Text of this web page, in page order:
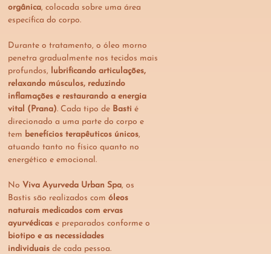
orgânica, colocada sobre uma área
específica do corpo.
Durante o tratamento, o óleo morno
penetra gradualmente nos tecidos mais
profundos,
lubrificando articulações,
relaxando músculos, reduzindo
inflamações e restaurando a energia
vital (Prana). Cada tipo de Basti é
direcionado a uma parte do corpo e
tem benefícios terapêuticos únicos,
atuando tanto no físico quanto no
energético e emocional.
No Viva Ayurveda Urban Spa, os
Bastis são realizados com óleos
naturais medicados com ervas
ayurvédicas e preparados conforme o
biotipo e as necessidades
individuais de cada pessoa.